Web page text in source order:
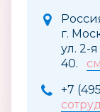
г.
ул. 2-
40.
+7